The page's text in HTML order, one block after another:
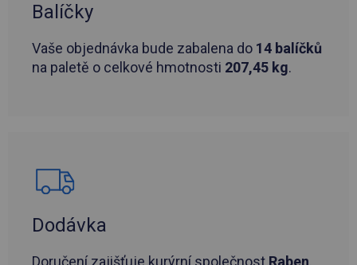
Balíčky
Vaše objednávka bude zabalena do 14 balíčků
na paletě o celkové hmotnosti 207,45 kg.
Dodávka
Doručení zajišťuje kurýrní společnost Raben.